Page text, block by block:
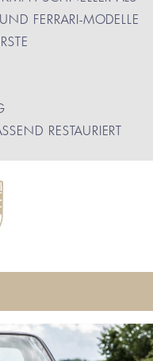
FERRARI-MODELLE
RESTAURIERT